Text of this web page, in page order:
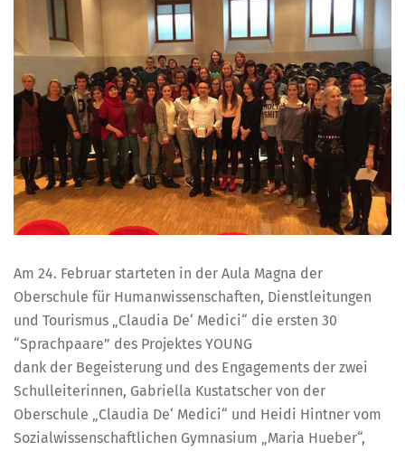
Am 24. Februar starteten in der Aula Magna der
Oberschule für Humanwissenschaften, Dienstleitungen
und Tourismus „Claudia De‘ Medici“ die ersten 30
“Sprachpaare” des Projektes YOUNG
dank der Begeisterung und des Engagements der zwei
Schulleiterinnen, Gabriella Kustatscher von der
Oberschule „Claudia De‘ Medici“ und Heidi Hintner vom
Sozialwissenschaftlichen Gymnasium „Maria Hueber“,